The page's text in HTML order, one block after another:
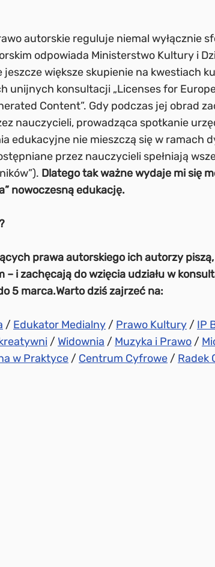
autorskie reguluje niemal wyłącznie
odpowiada Ministerstwo Kultury i
większe skupienie na kwestiach
unijnych konsultacji „Licenses for
Content”. Gdy podczas jej obrad
nauczycieli, prowadząca spotkanie
edukacyjne nie mieszczą się w ramach
przez nauczycieli spełniają
Dlatego tak ważne wydaje mi się
nowoczesną edukację.
prawa autorskiego ich autorzy piszą,
i zachęcają do wzięcia udziału w
5 marca.Warto dziś zajrzeć na:
/ Edukator Medialny / Prawo Kultury / IP
/ Widownia / Muzyka i Prawo /
w Praktyce / Centrum Cyfrowe / Radek